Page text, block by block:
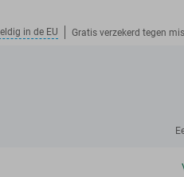
in de EU Gratis verzekerd tegen